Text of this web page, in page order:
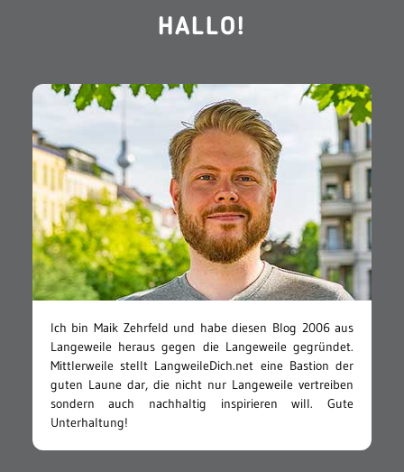
HALLO!
Ich bin Maik Zehrfeld und habe diesen Blog 2006 aus
Langeweile heraus gegen die Langeweile gegründet.
Mittlerweile stellt LangweileDich.net eine Bastion der
guten Laune dar, die nicht nur Langeweile vertreiben
sondern auch nachhaltig inspirieren will. Gute
Unterhaltung!